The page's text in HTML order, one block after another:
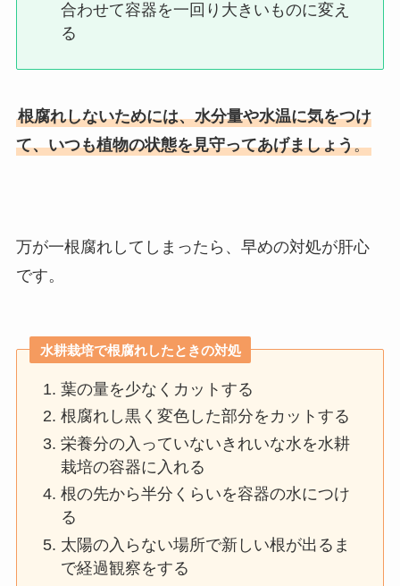
合わせて容器を一回り大きいものに変え
る
根腐れしないためには、水分量や水温に気をつけ
て、いつも植物の状態を見守ってあげましょう。
万が一根腐れしてしまったら、早めの対処が肝心
です。
水耕栽培で根腐れしたときの対処
葉の量を少なくカットする
根腐れし黒く変色した部分をカットする
栄養分の入っていないきれいな水を水耕
栽培の容器に入れる
根の先から半分くらいを容器の水につけ
る
太陽の入らない場所で新しい根が出るま
で経過観察をする